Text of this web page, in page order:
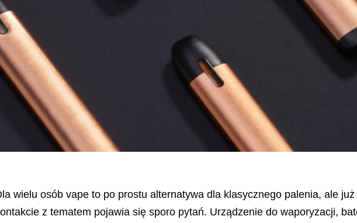
wielu osób vape to po prostu alternatywa dla klasycznego palenia, ale
z tematem pojawia się sporo pytań. Urządzenie do waporyzacji,